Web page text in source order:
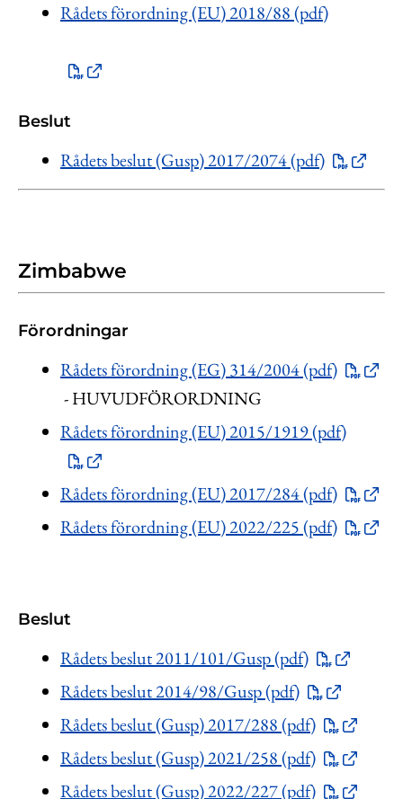
Rådets förordning (EU) 2018/88 (pdf)
Beslut
Rådets beslut (Gusp) 2017/2074 (pdf)
Zimbabwe
Förordningar
Rådets förordning (EG) 314/2004 (pdf)
- HUVUDFÖRORDNING
Rådets förordning (EU) 2015/1919 (pdf)
Rådets förordning (EU) 2017/284 (pdf)
Rådets förordning (EU) 2022/225 (pdf)
Beslut
Rådets beslut 2011/101/Gusp (pdf)
Rådets beslut 2014/98/Gusp (pdf)
Rådets beslut (Gusp) 2017/288 (pdf)
Rådets beslut (Gusp) 2021/258 (pdf)
Rådets beslut (Gusp) 2022/227 (pdf)